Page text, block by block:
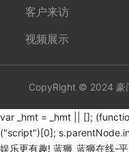
客户来访
视频展示
var _hmt = _hmt || [];
("script")[0];
娱乐更有趣! 蓝狮_蓝狮在线-